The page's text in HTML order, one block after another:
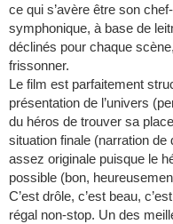
ce qui s’avère être son
symphonique, à base de
déclinés pour chaque
frissonner.
Le film est parfaitement
présentation de l’univers
du héros de trouver sa
situation finale (narration
assez originale puisque le
possible (bon,
C’est drôle, c’est beau,
régal non-stop. Un des